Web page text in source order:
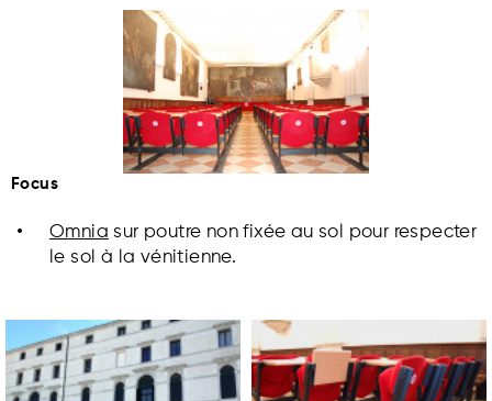
Focus
Omnia sur poutre non fixée au sol pour respecter
le sol à la vénitienne.